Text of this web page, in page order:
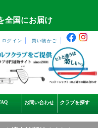
全国にお届け
ログイン 買い物かご
お問い合わせ クラブを探す